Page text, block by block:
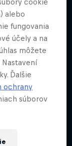
cookie
alebo
fungovania
účely a na
môžete
Ďalšie
ochrany
súborov